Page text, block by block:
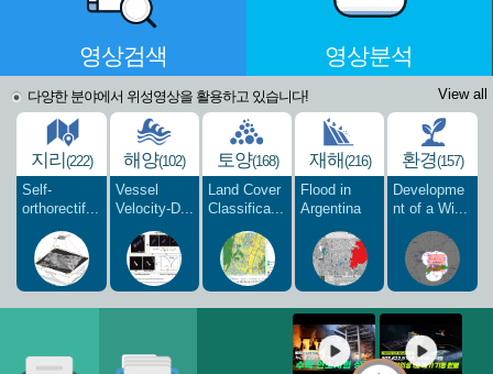
영상검색 영상분석
다양한 분야에서 위성영상을 활용하고 있습니다! View all
지리(222)
Self-
orthorectif...
해양(102)
Vessel
Velocity-D...
토양(168)
Land Cover
Classifica...
재해(216)
Flood in
Argentina
환경(157)
Developme
nt of a Wi...